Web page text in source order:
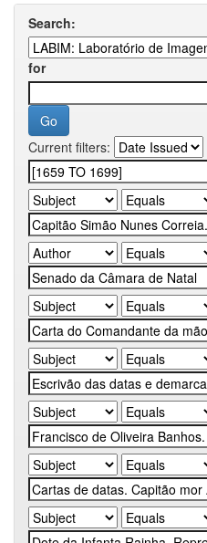
Search:
for
Current filters: